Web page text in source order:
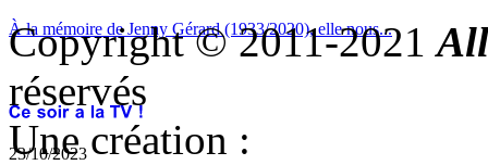
À la mémoire de Jenny Gérard (1933/2020), elle nous...
23/10/2023
Copyright © 2011-2021
réservés
Une création :